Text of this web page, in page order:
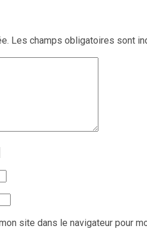
Les champs obligatoires sont
site dans le navigateur pour